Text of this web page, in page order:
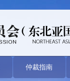
仲裁指南